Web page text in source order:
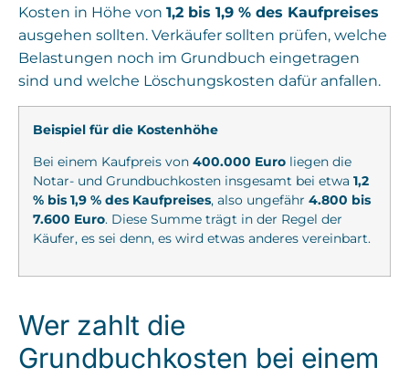
Kosten in Höhe von 1,2 bis 1,9 % des Kaufpreises
ausgehen sollten. Verkäufer sollten prüfen, welche
Belastungen noch im Grundbuch eingetragen
sind und welche Löschungskosten dafür anfallen.
Beispiel für die Kostenhöhe
Bei einem Kaufpreis von 400.000 Euro liegen die
Notar- und Grundbuchkosten insgesamt bei etwa 1,2
% bis 1,9 % des Kaufpreises, also ungefähr 4.800 bis
7.600 Euro. Diese Summe trägt in der Regel der
Käufer, es sei denn, es wird etwas anderes vereinbart.
Wer zahlt die
Grundbuchkosten bei einem